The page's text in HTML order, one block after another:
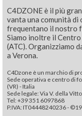
C4DZONE è il più
vanta una comunità
frequentano il nostro
Siamo inoltre il
(ATC). Organizziamo
a Verona.
C4Dzone è un marchio di
Sede operativa e centro di
(VR) - Italia
Sede legale: Via V. della
Tel: +39 351 6097868‬
P.IVA: IT04448240236 -